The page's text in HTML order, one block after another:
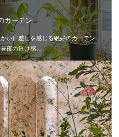
カーテン
い日差しを感じる絶好のカーテン
昼夜の透け感…